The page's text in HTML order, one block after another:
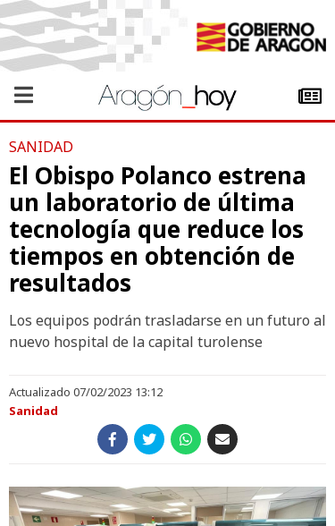
SANIDAD
El Obispo Polanco estrena
un laboratorio de última
tecnología que reduce los
tiempos en obtención de
resultados
Los equipos podrán trasladarse en un futuro al
nuevo hospital de la capital turolense
Actualizado 07/02/2023 13:12
Sanidad